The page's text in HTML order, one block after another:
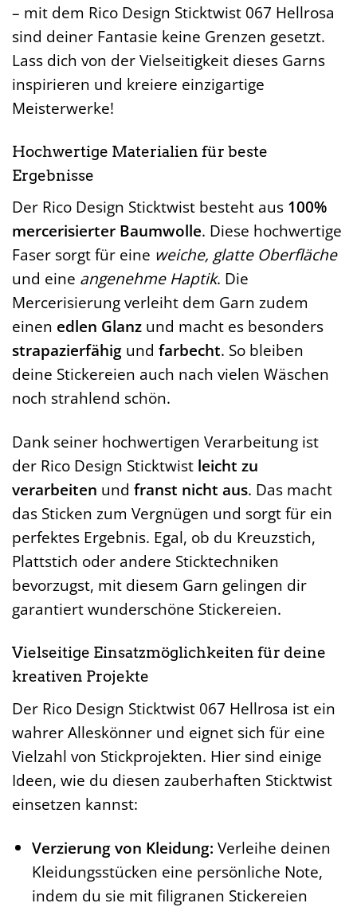
– mit dem Rico Design Sticktwist 067 Hellrosa
sind deiner Fantasie keine Grenzen gesetzt.
Lass dich von der Vielseitigkeit dieses Garns
inspirieren und kreiere einzigartige
Meisterwerke!
Hochwertige Materialien für beste
Ergebnisse
Der Rico Design Sticktwist besteht aus 100%
mercerisierter Baumwolle. Diese hochwertige
Faser sorgt für eine weiche, glatte Oberfläche
und eine angenehme Haptik. Die
Mercerisierung verleiht dem Garn zudem
einen edlen Glanz und macht es besonders
strapazierfähig und farbecht. So bleiben
deine Stickereien auch nach vielen Wäschen
noch strahlend schön.
Dank seiner hochwertigen Verarbeitung ist
der Rico Design Sticktwist leicht zu
verarbeiten und franst nicht aus. Das macht
das Sticken zum Vergnügen und sorgt für ein
perfektes Ergebnis. Egal, ob du Kreuzstich,
Plattstich oder andere Sticktechniken
bevorzugst, mit diesem Garn gelingen dir
garantiert wunderschöne Stickereien.
Vielseitige Einsatzmöglichkeiten für deine
kreativen Projekte
Der Rico Design Sticktwist 067 Hellrosa ist ein
wahrer Alleskönner und eignet sich für eine
Vielzahl von Stickprojekten. Hier sind einige
Ideen, wie du diesen zauberhaften Sticktwist
einsetzen kannst:
Verzierung von Kleidung: Verleihe deinen
Kleidungsstücken eine persönliche Note,
indem du sie mit filigranen Stickereien